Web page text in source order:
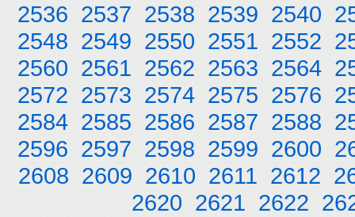
2536 2537 2538 2539 2540
2548 2549 2550 2551 2552
2560 2561 2562 2563 2564
2572 2573 2574 2575 2576
2584 2585 2586 2587 2588
2596 2597 2598 2599 2600
2608 2609 2610 2611 2612
2620 2621 2622